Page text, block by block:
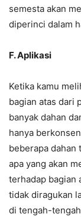
semesta akan
diperinci dalam
F.Aplikasi
Ketika kamu
bagian atas dari
banyak dahan
hanya
beberapa dahan
apa yang akan
terhadap bagian
tidak diragukan
di tengah-